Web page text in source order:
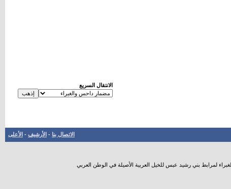
الانتقال السريع
الاتصال بنا - الأرشيف - الأعلى
لمرابط بني رشيد عبس للخيل العربية الأصيلة في الوطن العربي